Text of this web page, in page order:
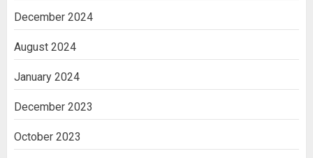
December 2024
August 2024
January 2024
December 2023
October 2023